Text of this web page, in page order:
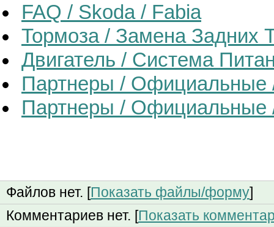
FAQ / Skoda / Fabia
Тормоза / Замена Задних
Двигатель / Система
Партнеры / Официальные
Партнеры / Официальные
Файлов нет. [Показать файлы/форму]
Комментариев нет. [Показать